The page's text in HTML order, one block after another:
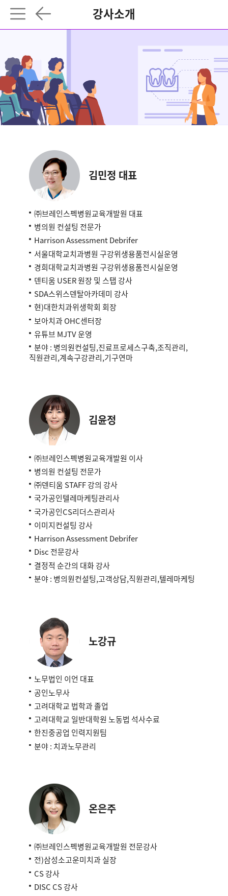
강사소개
김민정 대표
㈜브레인스펙병원교육개발원 대표
병의원 컨설팅 전문가
Harrison Assessment Debrifer
서울대학교치과병원 구강위생용품전시실운영
경희대학교치과병원 구강위생용품전시실운영
덴티움 USER 원장 및 스탭 강사
SDA스위스덴탈아카데미 강사
현)대한치과위생학회 회장
보아치과 OHC센터장
유튜브 MJTV 운영
분야 : 병의원컨설팅,진료프로세스구축,조직관리,
직원관리,계속구강관리,기구연마
김윤정
㈜브레인스펙병원교육개발원 이사
병의원 컨설팅 전문가
㈜덴티움 STAFF 강의 강사
국가공인텔레마케팅관리사
국가공인CS리더스관리사
이미지컨설팅 강사
Harrison Assessment Debrifer
Disc 전문강사
결정적 순간의 대화 강사
분야 : 병의원컨설팅,고객상담,직원관리,텔레마케팅
노강규
노무법인 이언 대표
공인노무사
고려대학교 법학과 졸업
고려대학교 일반대학원 노동법 석사수료
한진중공업 인력지원팀
분야 : 치과노무관리
온은주
㈜브레인스펙병원교육개발원 전문강사
전)삼성소고운미치과 실장
CS 강사
DISC CS 강사